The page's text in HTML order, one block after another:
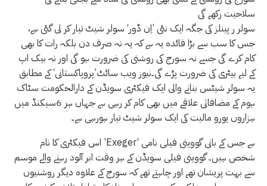
سلاحیت رکھے گی
سولر ر پینلز کی جگہ ایک نئی ’اِن ڈور‘ سولر شیٹ تیار کر لی گئی ہے،
جس کا سب سے بڑا فائدہ یہ ہے کہ یہ نہ صرف دن بلکہ رات کا بھی
کام کرے گی جسے نہ سورج کی روشنی کی ضرورت ہو گی اور نہ بیک اپ
کے لیے بیٹری کی ضرورت پڑے گی۔نیوز ویب سائٹ’پروپاکستانی‘ کے مطابق
یہ سولر شیٹس بنانے والی ایک فیکٹری سویڈن کے دارالحکومت سٹاک
ہوم کے مضافاتی علاقے میں بھی کام کر رہی ہے جہاں ہر 6سیکنڈ میں
ہزاروں یورو مالیت کی ایک سولر شیٹ تیار ہورہی ہے۔
اس فیکٹری کا نام ’Exeger‘ ہے جس کے بانی گووینی فیلی نامی
شخص ہیں۔ گووینی فیلی سویڈن کے ہر وقت ابر آلود رہنے والے موسم
سے بہت پریشان تھے اور چاہتے تھے کہ سورج کے علاوہ دیگر روشنیوں